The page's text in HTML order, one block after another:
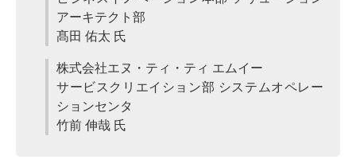
アーキテクト部
髙田 佑太 氏
株式会社エヌ・ティ・ティ エムイー
サービスクリエイション部 システムオペレー
ションセンタ
竹前 伸哉 氏